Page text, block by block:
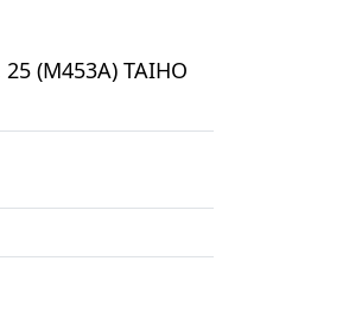
(M453A) TAIHO